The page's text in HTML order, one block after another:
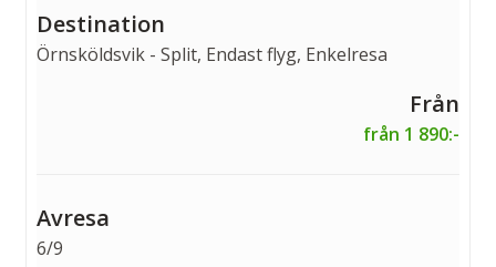
Örnsköldsvik - Split, Endast flyg, Enkelresa
från 1 890:-
6/9